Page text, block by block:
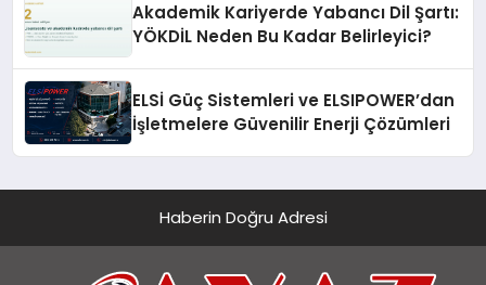
Akademik Kariyerde Yabancı Dil Şartı:
YÖKDİL Neden Bu Kadar Belirleyici?
ELSİ Güç Sistemleri ve ELSIPOWER’dan
İşletmelere Güvenilir Enerji Çözümleri
Haberin Doğru Adresi